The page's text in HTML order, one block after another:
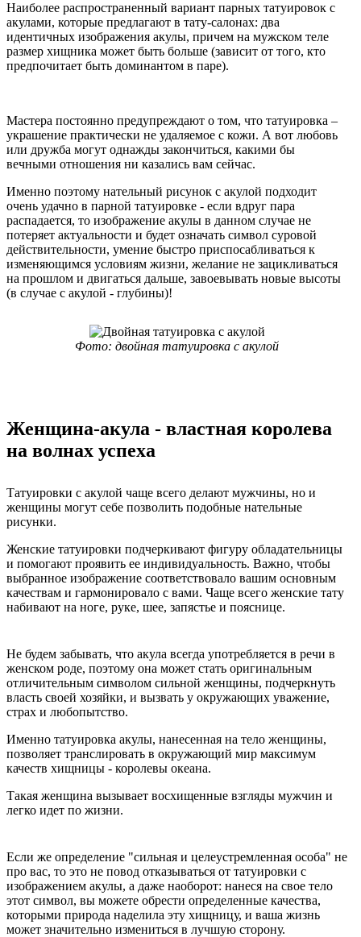
Наиболее распространенный вариант парных татуировок с
акулами, которые предлагают в тату-салонах: два
идентичных изображения акулы, причем на мужском теле
размер хищника может быть больше (зависит от того, кто
предпочитает быть доминантом в паре).
Мастера постоянно предупреждают о том, что татуировка –
украшение практически не удаляемое с кожи. А вот любовь
или дружба могут однажды закончиться, какими бы
вечными отношения ни казались вам сейчас.
Именно поэтому нательный рисунок с акулой подходит
очень удачно в парной татуировке - если вдруг пара
распадается, то изображение акулы в данном случае не
потеряет актуальности и будет означать символ суровой
действительности, умение быстро приспосабливаться к
изменяющимся условиям жизни, желание не зацикливаться
на прошлом и двигаться дальше, завоевывать новые высоты
(в случае с акулой - глубины)!
Фото: двойная татуировка с акулой
Женщина-акула - властная королева
на волнах успеха
Татуировки с акулой чаще всего делают мужчины, но и
женщины могут себе позволить подобные нательные
рисунки.
Женские татуировки подчеркивают фигуру обладательницы
и помогают проявить ее индивидуальность. Важно, чтобы
выбранное изображение соответствовало вашим основным
качествам и гармонировало с вами. Чаще всего женские тату
набивают на ноге, руке, шее, запястье и пояснице.
Не будем забывать, что акула всегда употребляется в речи в
женском роде, поэтому она может стать оригинальным
отличительным символом сильной женщины, подчеркнуть
власть своей хозяйки, и вызвать у окружающих уважение,
страх и любопытство.
Именно татуировка акулы, нанесенная на тело женщины,
позволяет транслировать в окружающий мир максимум
качеств хищницы - королевы океана.
Такая женщина вызывает восхищенные взгляды мужчин и
легко идет по жизни.
Если же определение "сильная и целеустремленная особа" не
про вас, то это не повод отказываться от татуировки с
изображением акулы, а даже наоборот: нанеся на свое тело
этот символ, вы можете обрести определенные качества,
которыми природа наделила эту хищницу, и ваша жизнь
может значительно измениться в лучшую сторону.